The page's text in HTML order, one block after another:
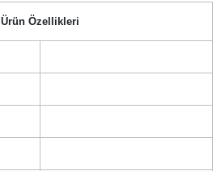
Ürün Özellikleri